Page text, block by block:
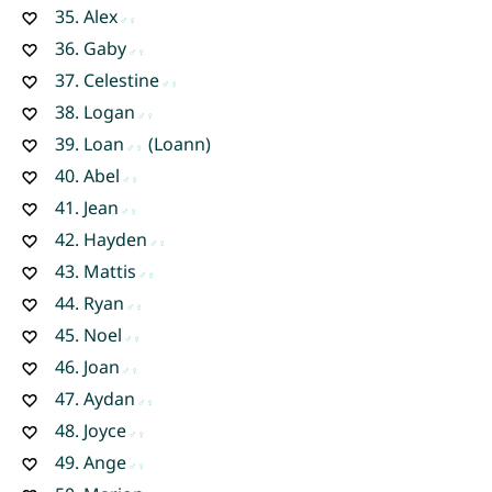
35. Alex
36. Gaby
37. Celestine
38. Logan
39. Loan
(Loann)
40. Abel
41. Jean
42. Hayden
43. Mattis
44. Ryan
45. Noel
46. Joan
47. Aydan
48. Joyce
49. Ange